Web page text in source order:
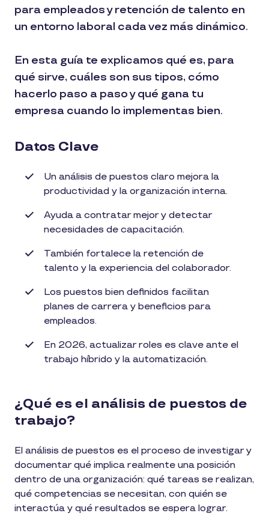
para empleados y retención de talento en
un entorno laboral cada vez más dinámico.
En esta guía te explicamos qué es, para
qué sirve, cuáles son sus tipos, cómo
hacerlo paso a paso y qué gana tu
empresa cuando lo implementas bien.
Datos Clave
Un análisis de puestos claro mejora la
productividad y la organización interna.
Ayuda a contratar mejor y detectar
necesidades de capacitación.
También fortalece la retención de
talento y la experiencia del colaborador.
Los puestos bien definidos facilitan
planes de carrera y beneficios para
empleados.
En 2026, actualizar roles es clave ante el
trabajo híbrido y la automatización.
¿Qué es el análisis de puestos de
trabajo?
El análisis de puestos es el proceso de investigar y
documentar qué implica realmente una posición
dentro de una organización: qué tareas se realizan,
qué competencias se necesitan, con quién se
interactúa y qué resultados se espera lograr.